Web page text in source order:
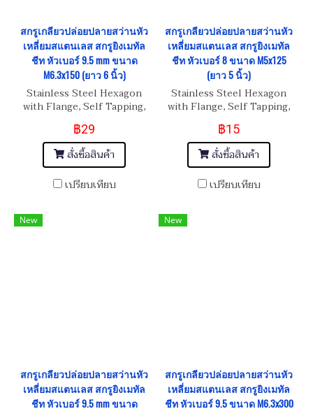
สกรูเกลียวปล่อยปลายสว่านหัว
เหลี่ยมสแตนเลส สกรูยิงเมทัล
ชีท หัวเบอร์ 9.5 mm ขนาด
M6.3x150 (ยาว 6 นิ้ว)
Stainless Steel Hexagon
with Flange, Self Tapping,
Metal Sheet Screw
M6.3x150 (ยาว 6 นิ้ว)
฿29
สั่งซื้อสินค้า
เปรียบเทียบ
สกรูเกลียวปล่อยปลายสว่านหัว
เหลี่ยมสแตนเลส สกรูยิงเมทัล
ชีท หัวเบอร์ 8 ขนาด M5x125
(ยาว 5 นิ้ว)
Stainless Steel Hexagon
with Flange, Self Tapping,
Metal Sheet Screw M5x125
(ยาว 5 นิ้ว)
฿15
สั่งซื้อสินค้า
เปรียบเทียบ
New
สกรูเกลียวปล่อยปลายสว่านหัว
เหลี่ยมสแตนเลส สกรูยิงเมทัล
ชีท หัวเบอร์ 9.5 mm ขนาด
New
สกรูเกลียวปล่อยปลายสว่านหัว
เหลี่ยมสแตนเลส สกรูยิงเมทัล
ชีท หัวเบอร์ 9.5 ขนาด M6.3x300